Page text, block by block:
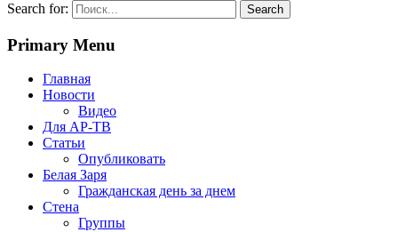
Search for:
Primary Menu
Главная
Новости
Видео
Для АР-ТВ
Статьи
Опубликовать
Белая Заря
Гражданская день за днем
Стена
Группы